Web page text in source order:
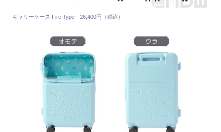
キャリーケース Fire Type 26,400円（税込）